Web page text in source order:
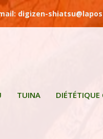
digizen-
TUINA DIÉTÉTIQUE